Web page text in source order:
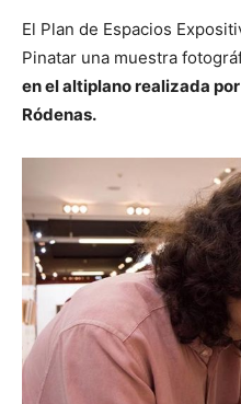
El Plan de Espacios
Pinatar una muestra
en el altiplano realizada
Ródenas.